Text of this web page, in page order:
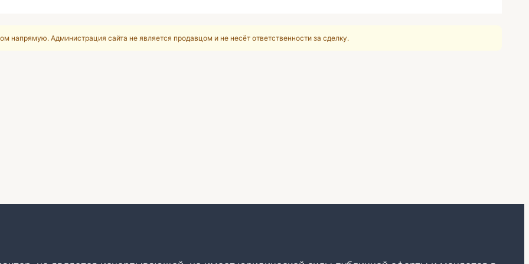
напрямую. Администрация сайта не является продавцом и не несёт ответственности за сделку.